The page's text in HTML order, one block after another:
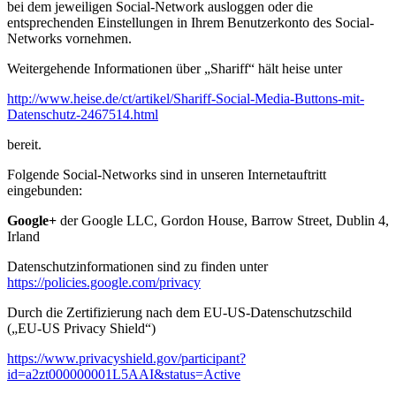
bei dem jeweiligen Social-Network ausloggen oder die
entsprechenden Einstellungen in Ihrem Benutzerkonto des Social-
Networks vornehmen.
Weitergehende Informationen über „Shariff“ hält heise unter
http://www.heise.de/ct/artikel/Shariff-Social-Media-Buttons-mit-
Datenschutz-2467514.html
bereit.
Folgende Social-Networks sind in unseren Internetauftritt
eingebunden:
Google+ der Google LLC, Gordon House, Barrow Street, Dublin 4,
Irland
Datenschutzinformationen sind zu finden unter
https://policies.google.com/privacy
Durch die Zertifizierung nach dem EU-US-Datenschutzschild
(„EU-US Privacy Shield“)
https://www.privacyshield.gov/participant?
id=a2zt000000001L5AAI&status=Active